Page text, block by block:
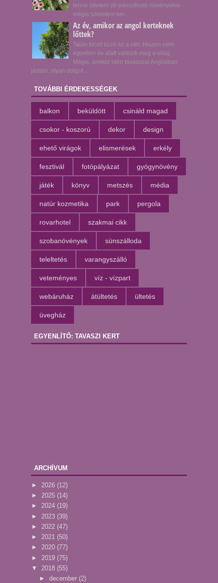
lenne ötletem jól párosítható növényekre -
mégis szeretem ker...
Az év, amikor az angol kerteknek
lőttek?
Talán kicsit túlzó ez a cím. Hiszen nem
egyetlen év alatt változik meg a világ.
Mégis, amikor idén tavasszal Angliában
jártam, olyan dolgot ...
TOVÁBBI ÉRDEKESSÉGEK
balkon beküldött csináld magad
csokor - koszorú dekor design
ehető virágok elismerések erkély
fesztivál fotópályázat gyógynövény
játék könyv metszés média
natúr kozmetika park pergola
rovarhotel szakmai cikk
szobanövények sünszálloda
teleltetés varangyszálló
veteményes víz - vízpart
webáruház átültetés ültetés
üvegház
EGYENLÍTŐ: TAVASZI KERT
ARCHÍVUM
► 2026 (12)
► 2025 (14)
► 2024 (19)
► 2023 (39)
► 2022 (47)
► 2021 (50)
► 2020 (77)
► 2019 (75)
▼ 2018 (55)
► december (2)